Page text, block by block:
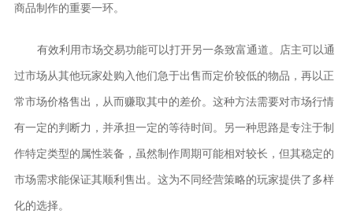
商品制作的重要一环。
有效利用市场交易功能可以打开另一条致富通道。店主可以通
过市场从其他玩家处购入他们急于出售而定价较低的物品，再以正
常市场价格售出，从而赚取其中的差价。这种方法需要对市场行情
有一定的判断力，并承担一定的等待时间。另一种思路是专注于制
作特定类型的属性装备，虽然制作周期可能相对较长，但其稳定的
市场需求能保证其顺利售出。这为不同经营策略的玩家提供了多样
化的选择。